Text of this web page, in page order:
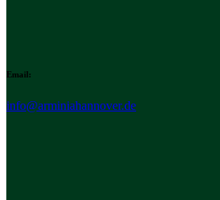
Email:
info@arminiahannover.de